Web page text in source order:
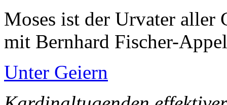
Moses ist der Urvater aller
mit Bernhard Fischer-
Unter Geiern